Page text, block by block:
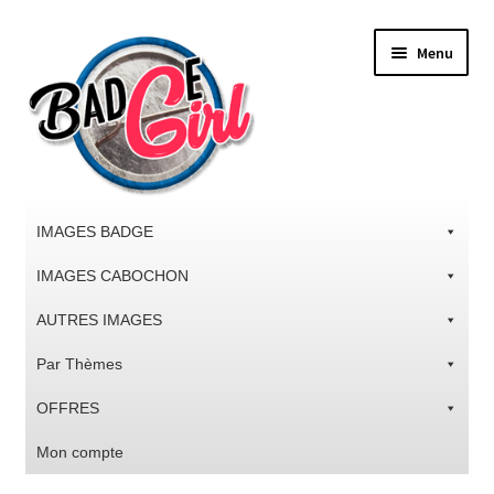
la
navigation
contenu
Menu
IMAGES BADGE
IMAGES CABOCHON
AUTRES IMAGES
Par Thèmes
OFFRES
Mon compte